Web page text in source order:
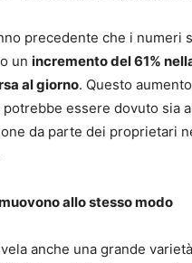
precedente che i
un incremento del 61%
al giorno. Questo
essere dovuto sia
da parte dei proprietari
allo stesso modo
anche una grande